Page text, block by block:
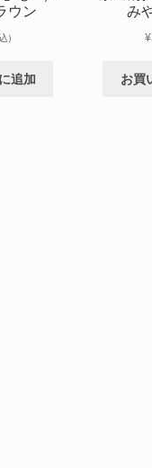
ウン
)
追加
み
¥
お買